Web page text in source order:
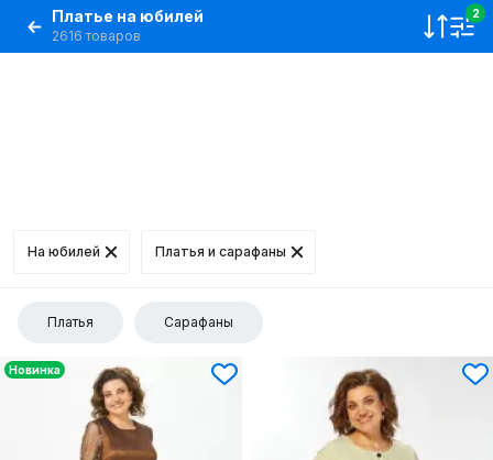
Платье на юбилей
2616 товаров
2
На юбилей Платья и сарафаны
Платья Сарафаны
Новинка